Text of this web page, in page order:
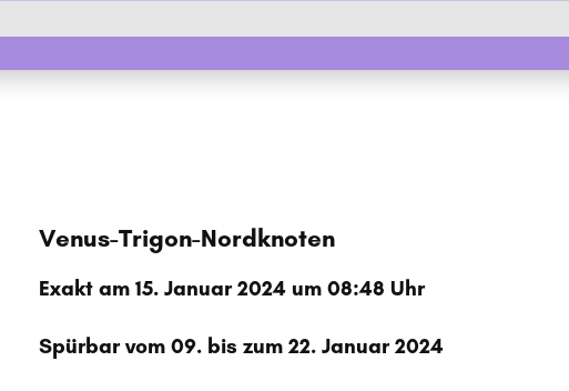
Venus-Trigon-Nordknoten
Exakt am 15. Januar 2024 um 08:48 Uhr
Spürbar vom 09. bis zum 22. Januar 2024